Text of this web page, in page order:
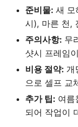
준비물: 새 모
시), 마른 천,
주의사항: 무
샷시 프레임
비용 절약: 개
으로 셀프 교
추가 팁: 여름
되어 작업이